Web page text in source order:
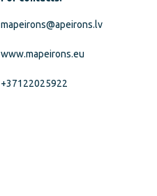
mapeirons@apeirons.lv
www.mapeirons.eu
+37122025922